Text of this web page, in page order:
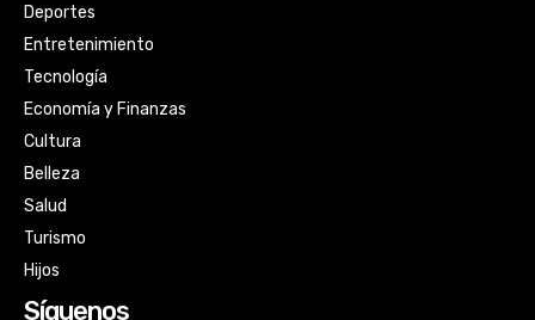
Deportes
Entretenimiento
Tecnología
Economía y Finanzas
Cultura
Belleza
Salud
Turismo
Hijos
Síguenos